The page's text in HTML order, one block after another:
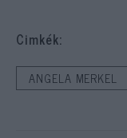
Cimkék:
ANGELA MERKEL